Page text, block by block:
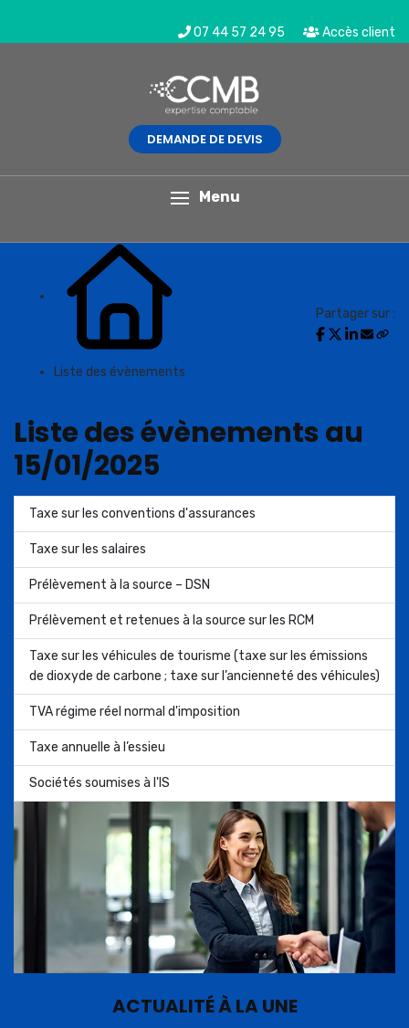
07 44 57 24 95 Accès client
DEMANDE DE DEVIS
Menu
L'actualité du mois
Liste des évènements
Partager sur :
Liste des évènements au
15/01/2025
Taxe sur les conventions d'assurances
Taxe sur les salaires
Prélèvement à la source – DSN
Prélèvement et retenues à la source sur les RCM
Taxe sur les véhicules de tourisme (taxe sur les émissions
de dioxyde de carbone ; taxe sur l’ancienneté des véhicules)
TVA régime réel normal d'imposition
Taxe annuelle à l’essieu
Sociétés soumises à l'IS
ACTUALITÉ À LA UNE